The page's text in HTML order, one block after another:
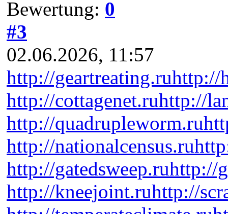
Bewertung: 0
#3
02.06.2026, 11:57
http://geartreating.ruhttp://
http://cottagenet.ruhttp://
http://quadrupleworm.ru
http://nationalcensus.ru
http://gatedsweep.ruhttp://
http://kneejoint.ruhttp://